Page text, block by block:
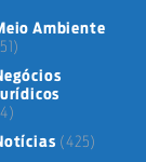
Ambiente
(425)